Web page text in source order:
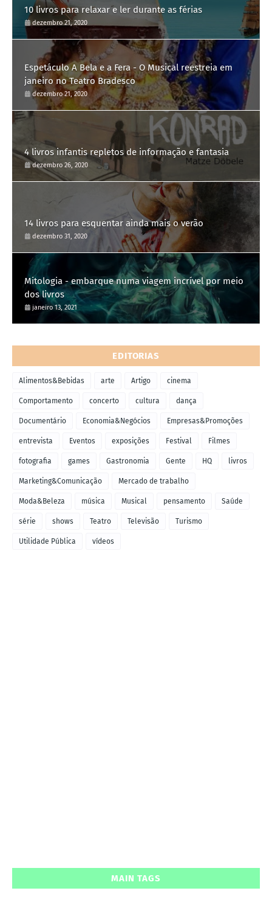
10 livros para relaxar e ler durante as férias
dezembro 21, 2020
Espetáculo A Bela e a Fera - O Musical reestreia em
janeiro no Teatro Bradesco
dezembro 21, 2020
4 livros infantis repletos de informação e fantasia
dezembro 26, 2020
14 livros para esquentar ainda mais o verão
dezembro 31, 2020
Mitologia - embarque numa viagem incrível por meio
dos livros
janeiro 13, 2021
EDITORIAS
Alimentos&Bebidas arte Artigo cinema
Comportamento concerto cultura dança
Documentário Economia&Negócios Empresas&Promoções
entrevista Eventos exposições Festival Filmes
fotografia games Gastronomia Gente HQ livros
Marketing&Comunicação Mercado de trabalho
Moda&Beleza música Musical pensamento Saúde
série shows Teatro Televisão Turismo
Utilidade Pública vídeos
MAIN TAGS